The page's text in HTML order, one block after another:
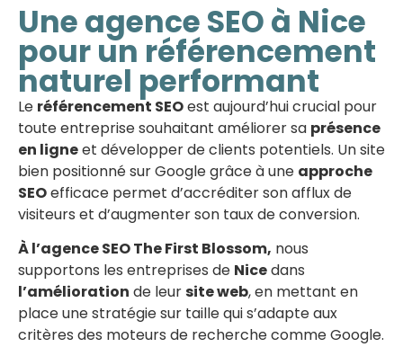
Une agence SEO à Nice
pour un référencement
naturel performant
Le référencement SEOest aujourd’hui crucial pour
toute entreprise souhaitant améliorer sa présence
en ligneet développer de clients potentiels. Un site
bien positionné sur Google grâce à une approche
SEOefficace permet d’accréditer son afflux de
visiteurs et d’augmenter son taux de conversion.
À l’agence SEO The First Blossom, nous
supportons les entreprises de Nicedans
l’amélioration de leursite web, en mettant en
place une stratégie sur taille qui s’adapte aux
critères des moteurs de recherche comme Google.